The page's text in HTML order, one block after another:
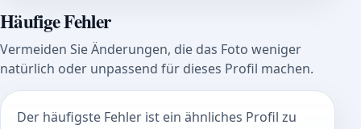
Häufige Fehler
Vermeiden Sie Änderungen, die das Foto weniger
natürlich oder unpassend für dieses Profil machen.
Der häufigste Fehler ist ein ähnliches Profil zu